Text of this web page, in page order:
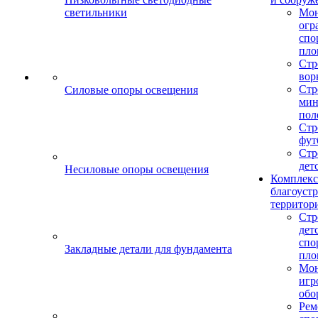
светильники
Силовые опоры освещения
Несиловые опоры освещения
Закладные детали для фундамента